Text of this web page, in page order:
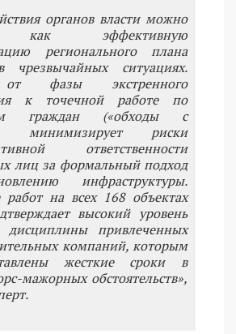
органов власти можно
как эффективную
регионального плана
чрезвычайных ситуациях.
фазы экстренного
к точечной работе по
граждан («обходы с
минимизирует риски
ответственности
лиц за формальный подход
инфраструктуры.
работ на всех 168 объектах
высокий уровень
дисциплины привлеченных
компаний, которым
жесткие сроки в
мажорных обстоятельств»,